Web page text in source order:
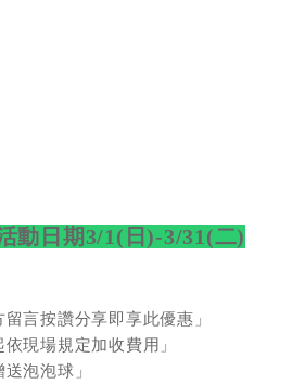
動日期3/1(日)-3/31(二)
言按讚分享即享此優惠」
現場規定加收費用」
泡泡球」